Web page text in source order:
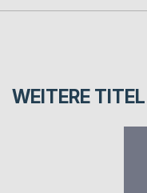
WEITERE TITEL